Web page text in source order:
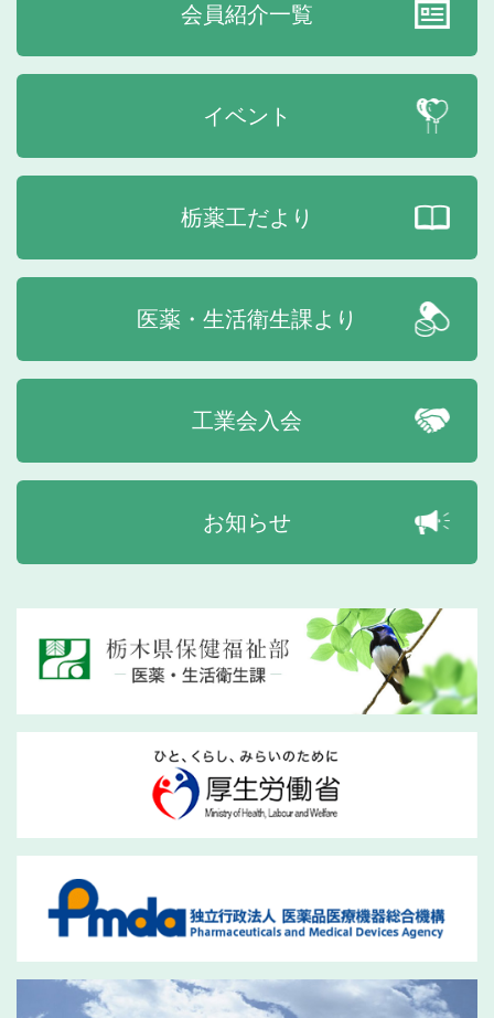
会員紹介一覧
イベント
栃薬工だより
医薬・生活衛生課より
工業会入会
お知らせ